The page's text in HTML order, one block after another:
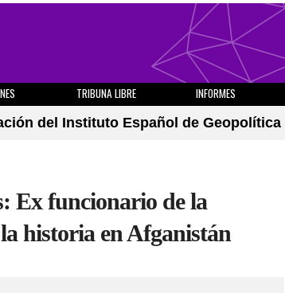
TRIBUNA LIBRE INFORMES
del Instituto Español de Geopolítica
Ex funcionario de la
historia en Afganistán